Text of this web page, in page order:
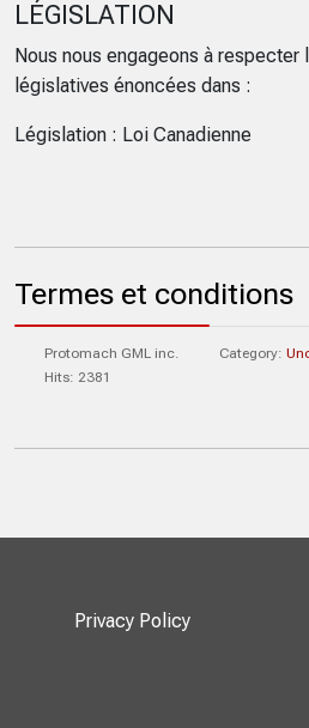
LÉGISLATION
Nous nous engageons à
législatives énoncées dans :
Législation : Loi Canadienne
Termes et conditions
Protomach GML inc. Category:
Hits: 2381
Privacy Policy